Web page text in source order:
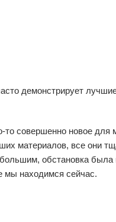
демонстрирует
совершенно новое
материалов, все они
обстановка
мы находимся сейчас.